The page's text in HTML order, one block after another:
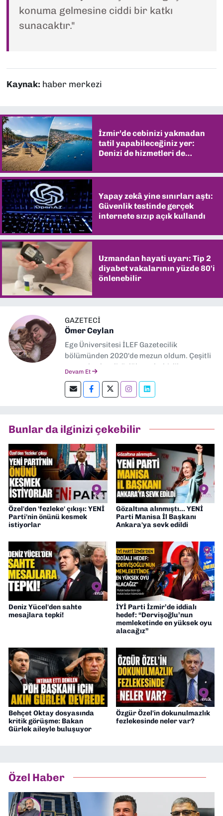
konuma gelmesine ciddi bir katkı
sunacaktır."
Kaynak: haber merkezi
İzmir’de cebinizi yakmadan
tatil yapabileceğiniz yer:
Denizi de hizmetleri de
Yapay zekâ yine sınırları aştı:
Güvenlik testinde gerçek
internete sızıp açık kullandı
Uzmandan hayati uyarı: Tip 2
diyabet vakalarının yüzde 80'i
önlenebilir
GAZETECİ
Ömer Ceylan
Ege Üniversitesi İLEF Gazetecilik
bölümünden 2020'de mezun oldum. Çeşitli
gazetelerde editörlük, muhabirlik yaptım.
editörlük yapıyorum.
Devam Et
Bunlar da ilginizi çekebilir
Özel'den 'fezleke' çıkışı: YENİ
Parti'nin önünü kesmek
istiyorlar
Gözaltına alınmıştı... YENİ
Parti Manisa İl Başkanı
Ankara'ya sevk edildi
Deniz Yücel'den sahte
mesajlara tepki!
İYİ Parti İzmir’de iddialı
hedef: “Dervişoğlu’nun
memleketinde en yüksek oyu
alacağız”
Behçet Oktay dosyasında
kritik görüşme: Bakan
Gürlek aileyle buluşuyor
Özgür Özel'in dokunulmazlık
fezlekesinde neler var?
Özel Haber